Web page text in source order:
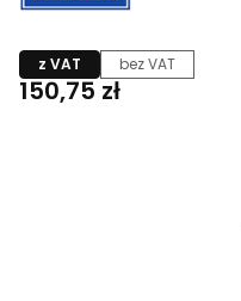
z VAT bez VAT
Cena
150,75 zł